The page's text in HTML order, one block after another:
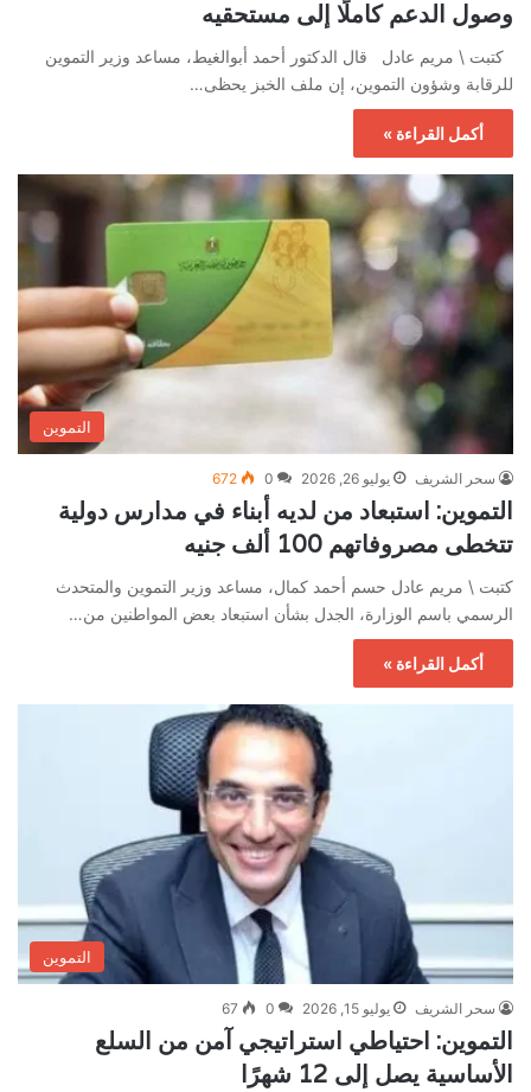
وصول الدعم كاملًا إلى مستحقيه
كتبت \ مريم عادل قال الدكتور أحمد أبوالغيط، مساعد وزير التموين
للرقابة وشؤون التموين، إن ملف الخبز يحظى…
أكمل القراءة »
التموين
سحر الشريف يوليو 26, 2026 0
672
التموين: استبعاد من لديه أبناء في مدارس دولية
تتخطى مصروفاتهم 100 ألف جنيه
كتبت \ مريم عادل حسم أحمد كمال، مساعد وزير التموين والمتحدث
الرسمي باسم الوزارة، الجدل بشأن استبعاد بعض المواطنين من…
أكمل القراءة »
التموين
سحر الشريف يوليو 15, 2026 0
67
التموين: احتياطي استراتيجي آمن من السلع
الأساسية يصل إلى 12 شهرًا